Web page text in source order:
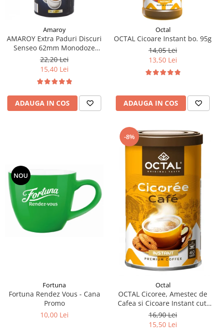
Amaroy
AMAROY Extra Paduri Discuri
Senseo 62mm Monodoze
20buc 140g
22,20 Lei
15,40 Lei
ADAUGA IN COS
Octal
OCTAL Cicoare Instant bo. 95g
14,05 Lei
13,50 Lei
ADAUGA IN COS
NOU
Fortuna
Fortuna Rendez Vous - Cana
Promo
10,00 Lei
-8%
Octal
OCTAL Cicoree, Amestec de
Cafea si Cicoare Instant cut.
100g
16,90 Lei
15,50 Lei